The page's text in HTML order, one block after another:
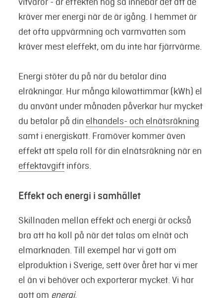
kräver mer energi när de är igång. I hemmet är
det ofta uppvärmning och varmvatten som
kräver mest eleffekt, om du inte har fjärrvärme.
Energi stöter du på när du betalar dina
elräkningar. Hur många kilowattimmar (kWh) el
du använt under månaden påverkar hur mycket
du betalar på din elhandels- och elnätsräkning
samt i energiskatt. Framöver kommer även
effekt att spela roll för din elnätsräkning när en
effektavgiftinförs.
Effekt och energi i samhället
Skillnaden mellan effekt och energi är också
bra att ha koll på när det talas om elnät och
elmarknaden. Till exempel har vi gott om
elproduktion i Sverige, sett över året har vi mer
el än vi behöver och exporterar mycket. Vi har
gott om energi.